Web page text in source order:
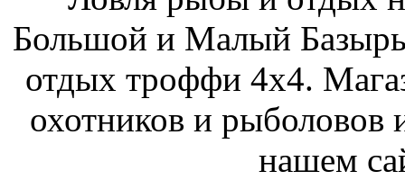
Большой и Малый
отдых троффи 4х4.
охотников и рыболовов
нашем